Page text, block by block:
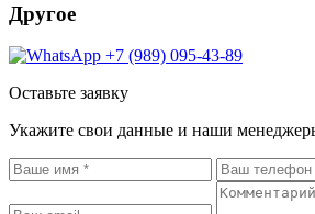
Другое
+7 (989) 095-43-89
Оставьте заявку
Укажите свои данные и наши